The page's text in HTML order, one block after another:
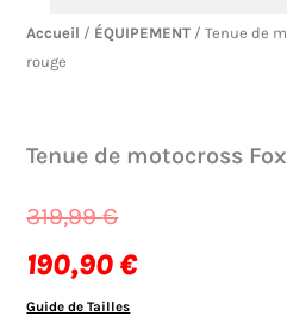
Accueil / ÉQUIPEMENT / Tenue de
rouge
Tenue de motocross
319,99€
Le
prix
initial
190,90€
Le
prix
actuel
Guide de Tailles